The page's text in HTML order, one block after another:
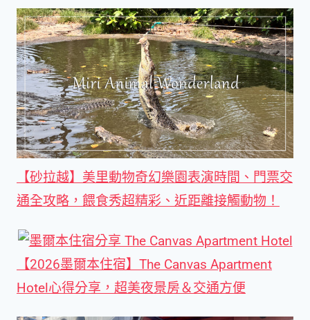
【砂拉越】美里動物奇幻樂園表演時間、門票交
通全攻略，餵食秀超精彩、近距離接觸動物！
【2026墨爾本住宿】The Canvas Apartment
Hotel心得分享，超美夜景房＆交通方便